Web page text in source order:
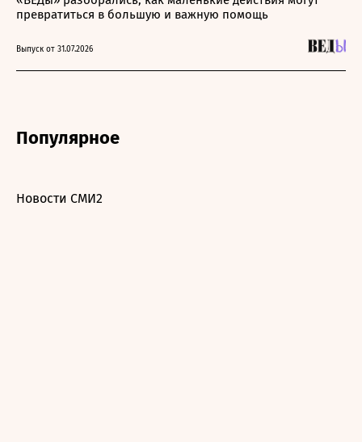
превратиться в большую и важную помощь
Выпуск от 31.07.2026
Популярное
Новости СМИ2